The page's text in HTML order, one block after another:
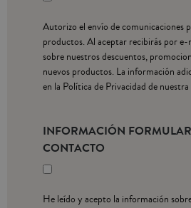
Autorizo el envío de comunicaciones
productos. Al aceptar recibirás por
sobre nuestros descuentos,
nuevos productos. La información
en la Política de Privacidad de nuestra
INFORMACIÓN
CONTACTO
He leído y acepto la información